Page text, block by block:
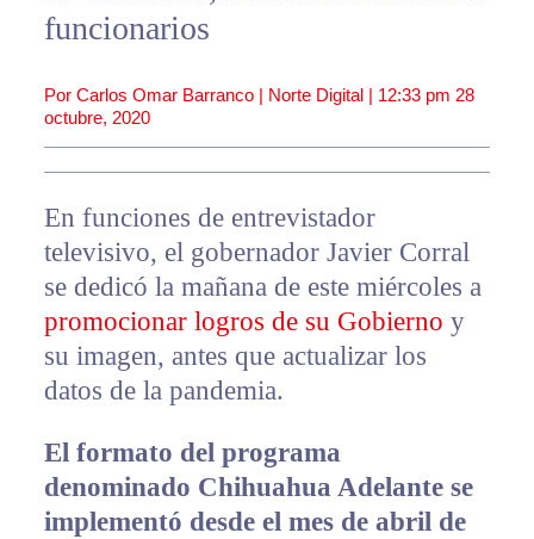
funcionarios
Por Carlos Omar Barranco | Norte Digital | 12:33 pm 28
octubre, 2020
En funciones de entrevistador
televisivo, el gobernador Javier Corral
se dedicó la mañana de este miércoles a
promocionar logros de su Gobierno y
su imagen, antes que actualizar los
datos de la pandemia.
El formato del programa
denominado Chihuahua Adelante se
implementó desde el mes de abril de